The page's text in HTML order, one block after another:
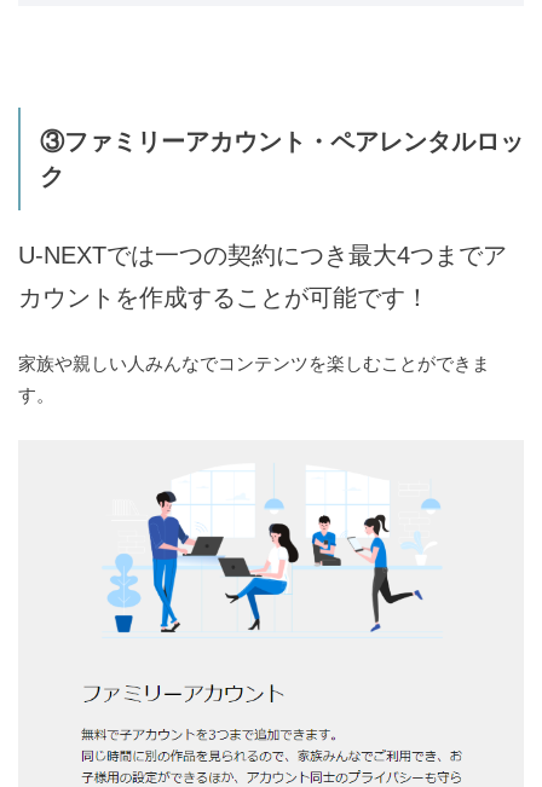
③ファミリーアカウント・ペアレンタルロッ
ク
U-NEXTでは一つの契約につき最大4つまでア
カウントを作成することが可能です！
家族や親しい人みんなでコンテンツを楽しむことができま
す。